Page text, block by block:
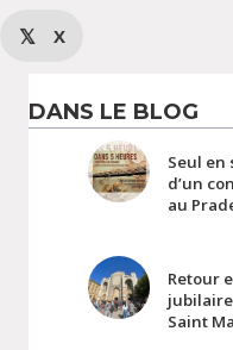
𝕏 X
DANS LE BLOG
Seul en
d’un
au
Retour
Saint